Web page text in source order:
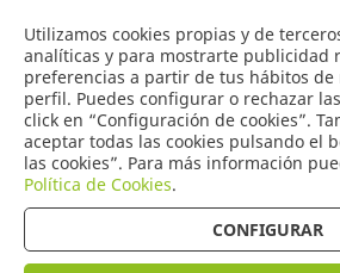
Utilizamos cookies propias y de
analíticas y para mostrarte publicidad
preferencias a partir de tus hábitos de
perfil. Puedes configurar o rechazar
click en “Configuración de cookies”.
aceptar todas las cookies pulsando el
las cookies”. Para más información
Política de Cookies.
CONFIGURAR
COMERCIO
DE TORRIJOS
Productos (82)